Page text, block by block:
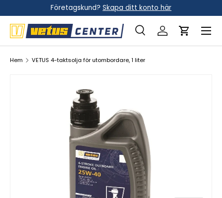
Hoppa till innehållet
Företagskund? Skapa ditt konto här
Sök
Sök Logga inVagn
Meny
Hem VETUS 4-taktsolja för utombordare, 1 liter